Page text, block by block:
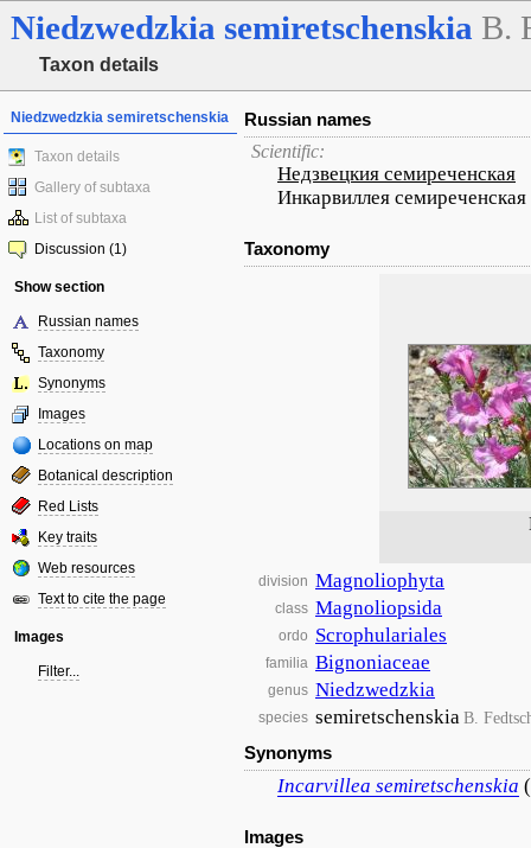
Niedzwedzkia semiretschenskia B.
Taxon details
Niedzwedzkia semiretschenskia
Taxon details
Gallery of subtaxa
List of subtaxa
Discussion (1)
Show section
Russian names
Taxonomy
Synonyms
Images
Locations on map
Botanical description
Red Lists
Key traits
Web resources
Text to cite the page
Images
Filter...
Russian names
Scientific:
Недзвецкия семиреченская
Инкарвиллея семиреченская
Taxonomy
division Magnoliophyta
class Magnoliopsida
ordo Scrophulariales
familia Bignoniaceae
genus Niedzwedzkia
species semiretschenskiaB.
Synonyms
Incarvillea semiretschenskia
Images